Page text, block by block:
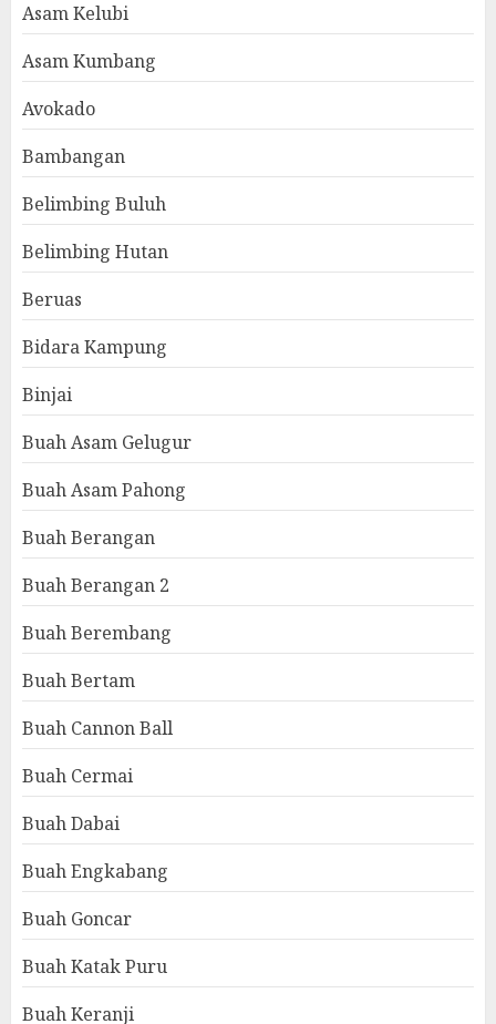
Asam Kelubi
Asam Kumbang
Avokado
Bambangan
Belimbing Buluh
Belimbing Hutan
Beruas
Bidara Kampung
Binjai
Buah Asam Gelugur
Buah Asam Pahong
Buah Berangan
Buah Berangan 2
Buah Berembang
Buah Bertam
Buah Cannon Ball
Buah Cermai
Buah Dabai
Buah Engkabang
Buah Goncar
Buah Katak Puru
Buah Keranji